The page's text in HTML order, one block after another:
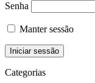
Senha
Manter sessão
Categorias